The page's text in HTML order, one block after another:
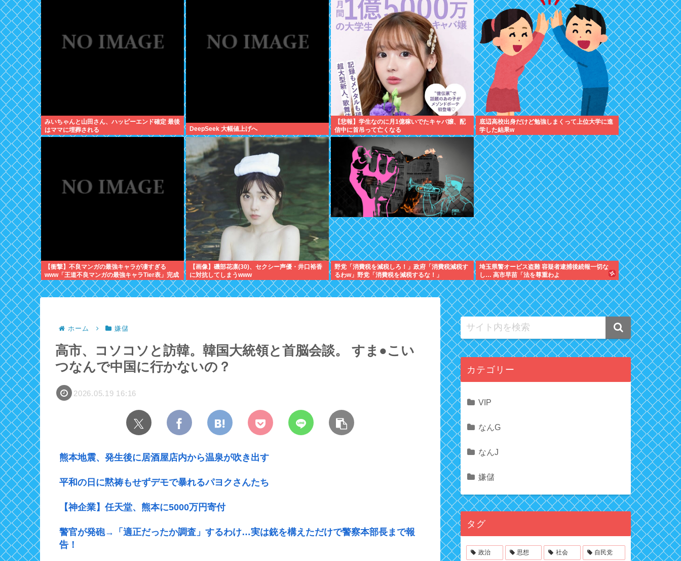
みいちゃんと山田さん、ハッピーエンド確定 最後
はママに埋葬される
DeepSeek 大幅値上げへ
【悲報】学生なのに月1億稼いでたキャバ嬢、配
信中に首吊って亡くなる
底辺高校出身だけど勉強しまくって上位大学に進
学した結果w
【衝撃】不良マンガの最強キャラが凄すぎる
www「王道不良マンガの最強キャラTier表」完成
する！！この最強キャラは…
【画像】磯部花凛(30)、セクシー声優・井口裕香
に対抗してしまうwww
野党「消費税を減税しろ！」政府「消費税減税す
るわw」野党「消費税を減税するな！」
埼玉県警オービス盗難 容疑者逮捕後続報一切な
し… 高市早苗「法を尊重わよ
ホーム 嫌儲
高市、コソコソと訪韓。韓国大統領と首脳会談。 すま●こい
つなんで中国に行かないの？
2026.05.19 16:16
熊本地震、発生後に居酒屋店内から温泉が吹き出す
平和の日に黙祷もせずデモで暴れるパヨクさんたち
【神企業】任天堂、熊本に5000万円寄付
警官が発砲→「適正だったか調査」するわけ…実は銃を構えただけで警察本部長まで報
告！
カテゴリー
VIP
なんG
なんJ
嫌儲
タグ
政治 思想 社会 自民党